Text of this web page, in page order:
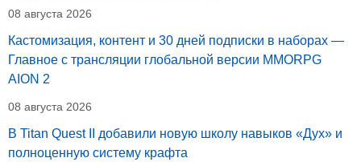
08 августа 2026
Кастомизация, контент и 30 дней подписки в наборах —
Главное с трансляции глобальной версии MMORPG
AION 2
08 августа 2026
В Titan Quest II добавили новую школу навыков «Дух» и
полноценную систему крафта